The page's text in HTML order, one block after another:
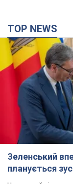
TOP NEWS
Зеленський
планується